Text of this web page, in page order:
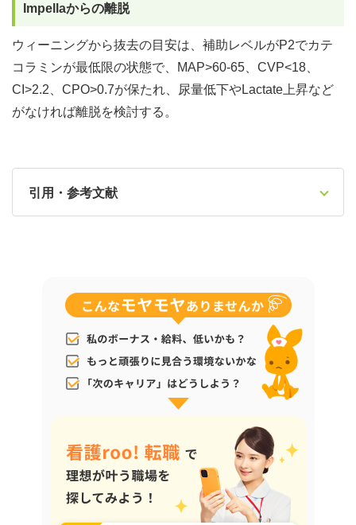
Impellaからの離脱
ウィーニングから抜去の目安は、補助レベルがP2でカテ
コラミンが最低限の状態で、MAP>60-65、CVP<18、
CI>2.2、CPO>0.7が保たれ、尿量低下やLactate上昇など
がなければ離脱を検討する。
引用・参考文献